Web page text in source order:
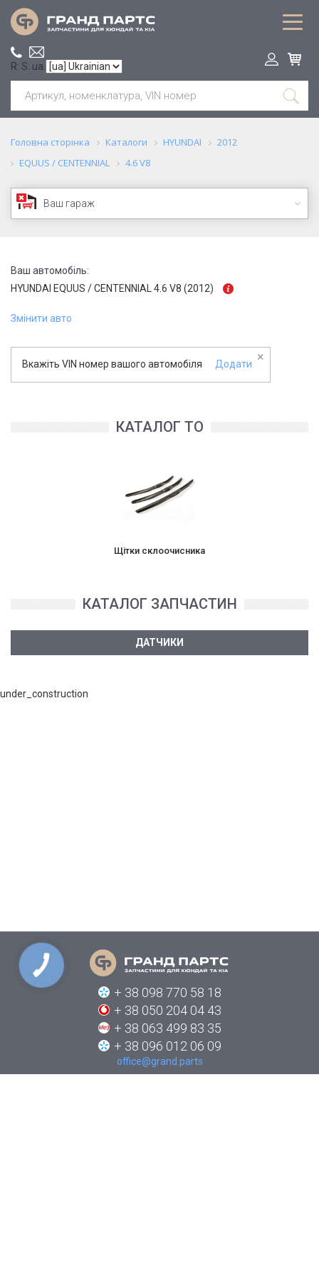
R: S: ua
Головна сторінка Каталоги HYUNDAI
2012
EQUUS / CENTENNIAL
4.6 V8
Ваш гараж
Ваш автомобіль:
HYUNDAI EQUUS / CENTENNIAL 4.6 V8 (2012)
Змінити авто
Вкажіть VIN номер вашого автомобіля Додати
×
КАТАЛОГ ТО
Щітки склоочисника
КАТАЛОГ ЗАПЧАСТИН
ДАТЧИКИ
under_construction
+ 38 098 770 58 18
+ 38 050 204 04 43
+ 38 063 499 83 35
+ 38 096 012 06 09
office@grand.parts
КНОПКА
СВЯЗИ